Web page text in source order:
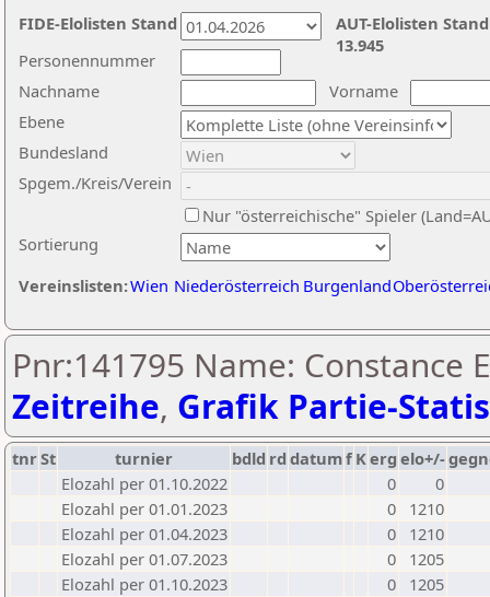
Nachname
Vorname
Ebene
Sortierung
Personennummer
Bundesland
Spgem./Kreis/Verein
Nur "österreichische" Spieler
Vereinslisten:Wien Niederösterreich Burgenland
AUT-Elolisten
13.945
FIDE-Elolisten Stand
Pnr:141795 Name: Constance
Zeitreihe, Grafik Partie-
tnrSt turnier bdld rd datumf Kerg elo+/-
Elozahl per 01.10.2022
0
0
Elozahl per 01.01.2023
0
1210
Elozahl per 01.04.2023
0
1210
Elozahl per 01.07.2023
0
1205
Elozahl per 01.10.2023
0
1205